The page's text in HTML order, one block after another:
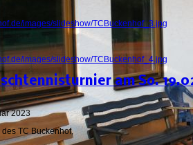
images/slideshow/TCBuckenhof_3.jpg
images/slideshow/TCBuckenhof_4.jpg
am So.
2023
TC Buckenhof,